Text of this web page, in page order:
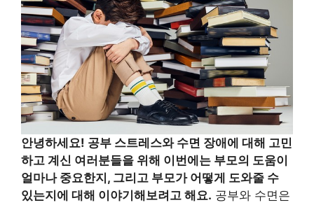
안녕하세요! 공부 스트레스와 수면 장애에 대해 고민
하고 계신 여러분들을 위해 이번에는 부모의 도움이
얼마나 중요한지, 그리고 부모가 어떻게 도와줄 수
있는지에 대해 이야기해보려고 해요. 공부와 수면은